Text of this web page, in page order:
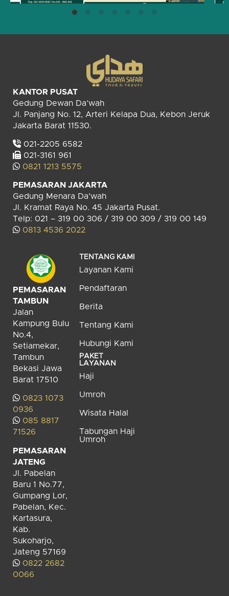
KANTOR PUSAT
Gedung Dewan Da’wah
Jl. Panjang No. 12, Arteri Kelapa Dua, Kebon Jeruk
Jakarta Barat 11530.
021-2205 6582
021-3161 961
0821 1213 5575
PEMASARAN JAKARTA
Gedung Menara Da’wah
Jl. Kramat Raya No. 45 Jakarta Pusat.
Telp: 021 – 319 00 306 / 319 00 309 / 319 00 149
0813 4536 2022
PEMASARAN
TAMBUN
Jalan
Kampung Bulu
No.4,
Setiamekar,
Tambun
Bekasi Jawa
Barat 17510
0823 1073
0936
085 8817
71526
PEMASARAN
JATENG
Jl. Pabelan
Baru 1 No.77,
Gumpang Lor,
Pabelan, Kec.
Kartasura,
Kab.
Sukoharjo,
Jateng 57169
0822 2682
0066
TENTANG KAMI
Layanan Kami
Pendaftaran
Berita
Tentang Kami
Hubungi Kami
PAKET
LAYANAN
Haji
Umroh
Wisata Halal
Tabungan Haji
Umroh